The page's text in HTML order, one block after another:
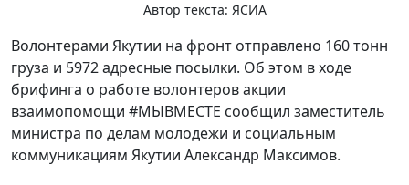
Автор текста: ЯСИА
Волонтерами Якутии на фронт отправлено 160 тонн
груза и 5972 адресные посылки. Об этом в ходе
брифинга о работе волонтеров акции
взаимопомощи #МЫВМЕСТЕ сообщил заместитель
министра по делам молодежи и социальным
коммуникациям Якутии Александр Максимов.